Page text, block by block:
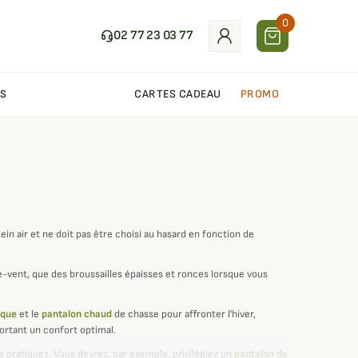
02 77 23 03 77
0
CARTES CADEAU PROMO
air et ne doit pas être choisi au hasard en fonction de
que des broussailles épaisses et ronces lorsque vous
et le pantalon chaudde chasse pour affronter l'hiver,
un confort optimal.
Vous devrez, par exemple, privilégiez un pantalon de